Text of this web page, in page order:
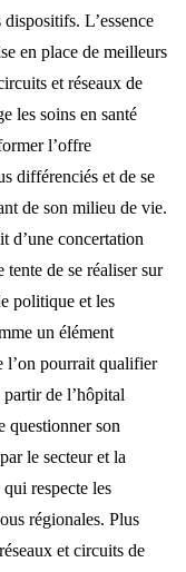
L’essence
en place de meilleurs
et réseaux de
les soins en santé
l’offre
différenciés et de se
de son milieu de vie.
d’une concertation
tente de se réaliser sur
politique et les
un élément
l’on pourrait qualifier
de l’hôpital
questionner son
le secteur et la
respecte les
régionales. Plus
et circuits de